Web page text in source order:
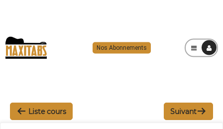
Nos Abonnements MENU
Liste cours Suivant